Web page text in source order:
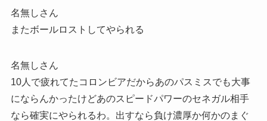
名無しさん
またボールロストしてやられる
名無しさん
10人で疲れてたコロンビアだからあのパスミスでも大事
にならんかったけどあのスピードパワーのセネガル相手
なら確実にやられるわ。出すなら負け濃厚か何かのまぐ